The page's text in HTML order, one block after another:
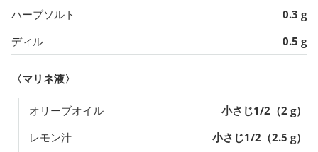
ハーブソルト
0.3 g
ディル
0.5 g
〈マリネ液〉
オリーブオイル
小さじ1/2（2 g）
レモン汁
小さじ1/2（2.5 g）